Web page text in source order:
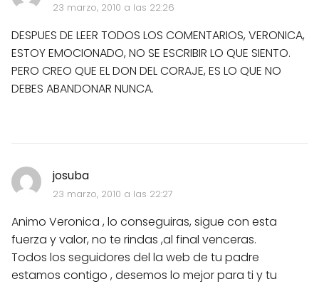
23 marzo, 2010 a las 22:26
DESPUES DE LEER TODOS LOS COMENTARIOS, VERONICA,
ESTOY EMOCIONADO, NO SE ESCRIBIR LO QUE SIENTO.
PERO CREO QUE EL DON DEL CORAJE, ES LO QUE NO
DEBES ABANDONAR NUNCA.
josuba
23 marzo, 2010 a las 22:27
Animo Veronica , lo conseguiras, sigue con esta
fuerza y valor, no te rindas ,al final venceras.
Todos los seguidores del la web de tu padre
estamos contigo , desemos lo mejor para ti y tu